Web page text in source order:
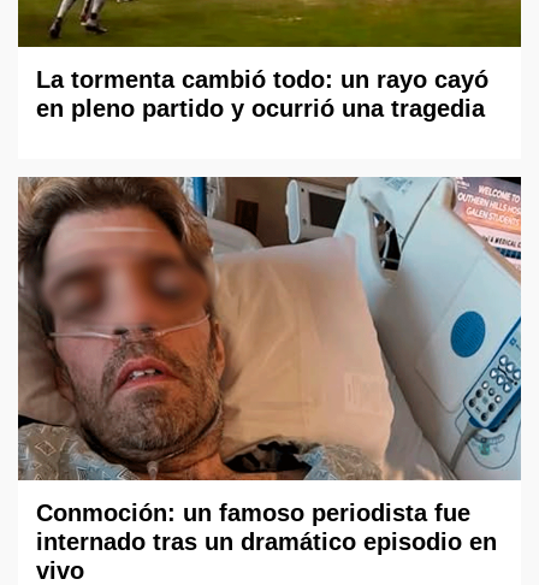
La tormenta cambió todo: un rayo cayó
en pleno partido y ocurrió una tragedia
Conmoción: un famoso periodista fue
internado tras un dramático episodio en
vivo